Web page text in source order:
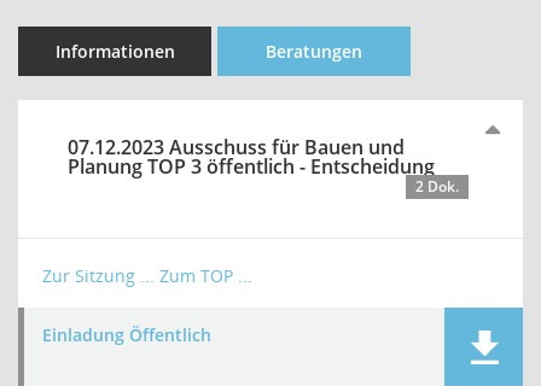
Informationen Beratungen
07.12.2023 Ausschuss für Bauen und
Planung TOP 3 öffentlich - Entscheidung
2 Dok.
Zur Sitzung ... Zum TOP ...
Einladung Öffentlich